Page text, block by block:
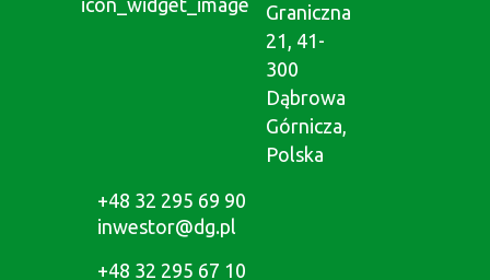
Graniczna
21, 41-
300
Dąbrowa
Górnicza,
Polska
+48 32 295 69 90
inwestor@dg.pl
+48 32 295 67 10